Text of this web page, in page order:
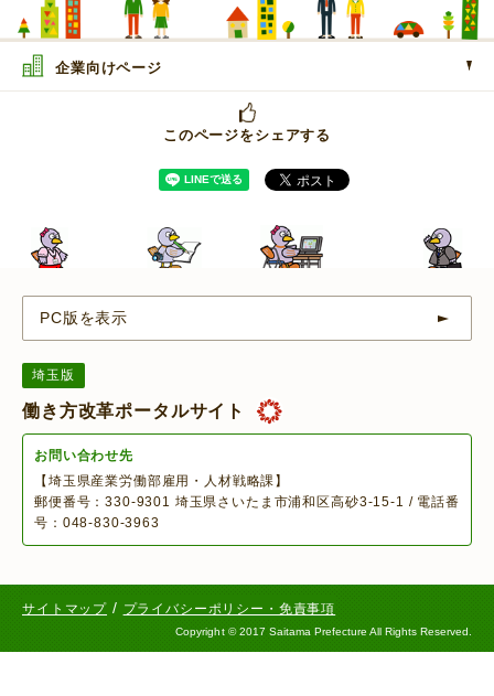
企業向けページ
このページをシェアする
PC版を表示
埼玉版
働き方改革ポータルサイト
お問い合わせ先
【埼玉県産業労働部雇用・人材戦略課】
郵便番号：330-9301 埼玉県さいたま市浦和区高砂3-15-1 / 電話番
号：048-830-3963
サイトマップ / プライバシーポリシー・免責事項
Copyright ©2017 Saitama Prefecture All Rights Reserved.